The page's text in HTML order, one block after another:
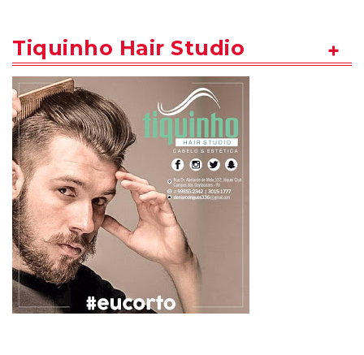
Tiquinho Hair Studio